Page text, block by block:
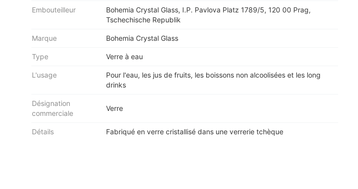
Embouteilleur
Bohemia Crystal Glass, I.P. Pavlova Platz 1789/5, 120 00 Prag,
Tschechische Republik
Marque Bohemia Crystal Glass
Type Verre à eau
L'usage
Pour l'eau, les jus de fruits, les boissons non alcoolisées et les long
drinks
Désignation
commerciale
Verre
Détails Fabriqué en verre cristallisé dans une verrerie tchèque